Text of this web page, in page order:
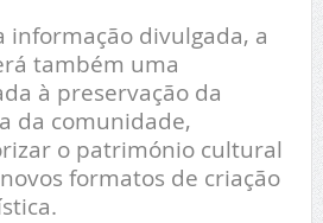
informação divulgada, a
também uma
à preservação da
da comunidade,
o património cultural
formatos de criação